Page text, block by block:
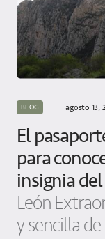
BLOG agosto 13,
El
para
insignia
León
y sencilla de